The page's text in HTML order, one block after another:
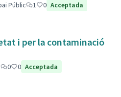
Públic 1 0 Acceptada
i per la contaminació
0 0 Acceptada